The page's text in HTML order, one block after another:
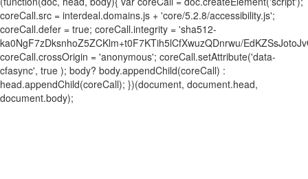
coreCall.src = interdeal.domains.js + 'core/5.2.8/accessibility.js';
coreCall.defer = true; coreCall.integrity = 'sha512-
ka0NgF7zDksnhoZ5ZCKlm+t0F7KTih5lCfXwuzQDnrwu/
coreCall.crossOrigin = 'anonymous'; coreCall.setAttribute('data-
cfasync', true ); body? body.appendChild(coreCall) :
head.appendChild(coreCall); })(document, document.head,
document.body);